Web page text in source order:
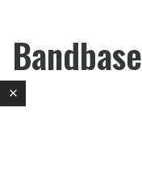
Bandbase